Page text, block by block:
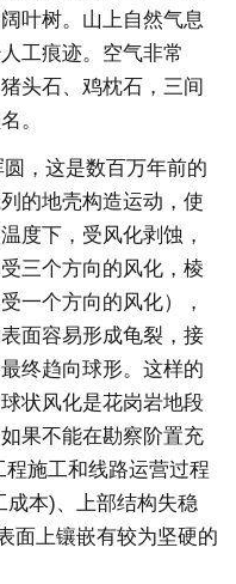
叶树。山上自然气息
工痕迹。空气非常
头石、鸡枕石，三间
。
，这是数百万年前的
的地壳构造运动，使
度下，受风化剥蚀，
三个方向的风化，棱
一个方向的风化），
面容易形成龟裂，接
终趋向球形。这样的
状风化是花岗岩地段
果不能在勘察阶置充
施工和线路运营过程
成本)、上部结构失稳
面上镶嵌有较为坚硬的